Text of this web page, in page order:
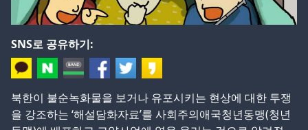
SNS로 공유하기:
북한이 불순녹화물을 보거나 유포시키는 현상에 대한 투쟁
을 강조하는 ‘해설담화자료’를 사회주의애국청년동맹(청년